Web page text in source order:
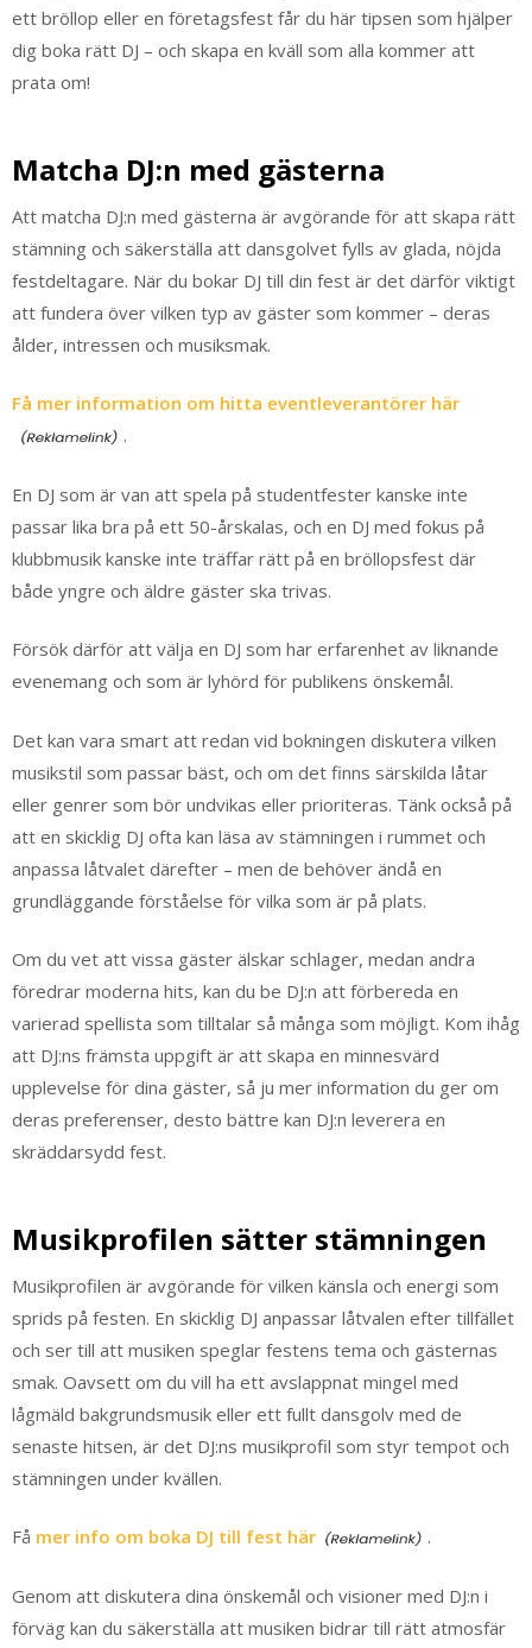
ett bröllop eller en företagsfest får du här tipsen som hjälper
dig boka rätt DJ – och skapa en kväll som alla kommer att
prata om!
Matcha DJ:n med gästerna
Att matcha DJ:n med gästerna är avgörande för att skapa rätt
stämning och säkerställa att dansgolvet fylls av glada, nöjda
festdeltagare. När du bokar DJ till din fest är det därför viktigt
att fundera över vilken typ av gäster som kommer – deras
ålder, intressen och musiksmak.
Få mer information om hitta eventleverantörer här
.
En DJ som är van att spela på studentfester kanske inte
passar lika bra på ett 50-årskalas, och en DJ med fokus på
klubbmusik kanske inte träffar rätt på en bröllopsfest där
både yngre och äldre gäster ska trivas.
Försök därför att välja en DJ som har erfarenhet av liknande
evenemang och som är lyhörd för publikens önskemål.
Det kan vara smart att redan vid bokningen diskutera vilken
musikstil som passar bäst, och om det finns särskilda låtar
eller genrer som bör undvikas eller prioriteras. Tänk också på
att en skicklig DJ ofta kan läsa av stämningen i rummet och
anpassa låtvalet därefter – men de behöver ändå en
grundläggande förståelse för vilka som är på plats.
Om du vet att vissa gäster älskar schlager, medan andra
föredrar moderna hits, kan du be DJ:n att förbereda en
varierad spellista som tilltalar så många som möjligt. Kom ihåg
att DJ:ns främsta uppgift är att skapa en minnesvärd
upplevelse för dina gäster, så ju mer information du ger om
deras preferenser, desto bättre kan DJ:n leverera en
skräddarsydd fest.
Musikprofilen sätter stämningen
Musikprofilen är avgörande för vilken känsla och energi som
sprids på festen. En skicklig DJ anpassar låtvalen efter tillfället
och ser till att musiken speglar festens tema och gästernas
smak. Oavsett om du vill ha ett avslappnat mingel med
lågmäld bakgrundsmusik eller ett fullt dansgolv med de
senaste hitsen, är det DJ:ns musikprofil som styr tempot och
stämningen under kvällen.
Få mer info om boka DJ till fest här .
Genom att diskutera dina önskemål och visioner med DJ:n i
förväg kan du säkerställa att musiken bidrar till rätt atmosfär